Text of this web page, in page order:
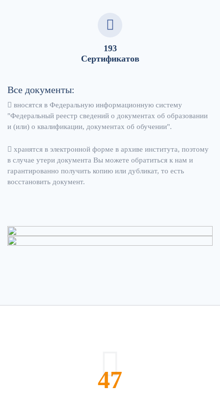
193
Сертификатов
Все документы:
вносятся в Федеральную информационную систему
"Федеральный реестр сведений о документах об образовании
и (или) о квалификации, документах об обучении".
хранятся в электронной форме в архиве института, поэтому
в случае утери документа Вы можете обратиться к нам и
гарантированно получить копию или дубликат, то есть
восстановить документ.
47